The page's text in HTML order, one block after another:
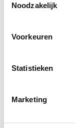
Noodzakelijk
Voorkeuren
Statistieken
Marketing